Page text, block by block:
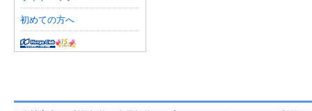
初めての方へ